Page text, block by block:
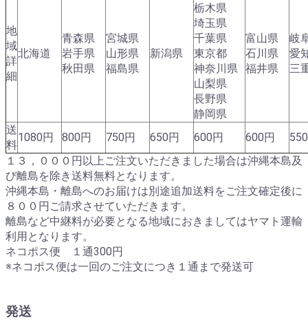
地
域
詳
細
北海道
青森県
岩手県
秋田県
宮城県
山形県
福島県
新潟県
栃木県
埼玉県
千葉県
東京都
神奈川県
山梨県
長野県
静岡県
富山県
石川県
福井県
岐
愛
三
送
料
1080円 800円 750円 650円 600円 600円
１３，０００円以上ご注文いただきました場合は沖縄本島及
び離島を除き送料無料となります。
沖縄本島・離島へのお届けは別途追加送料をご注文確定後に
８００円ご請求させていただきます。
離島など中継料が必要となる地域におきましてはヤマト運輸
利用となります。
ネコポス便 １通300円
※ネコポス便は一回のご注文につき１通まで発送可
発送